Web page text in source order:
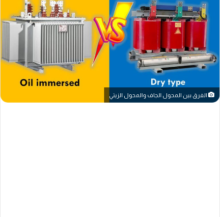
الفرق بين المحول الجاف والمحول الزيتي